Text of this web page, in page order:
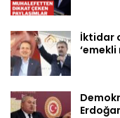
İktidar
‘emekli